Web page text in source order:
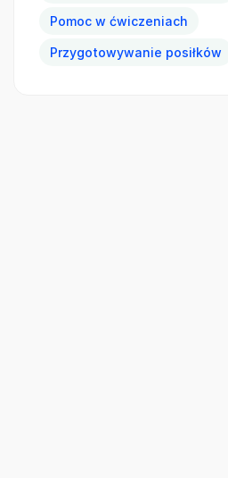
Pomoc w ćwiczeniach
Przygotowywanie posiłków